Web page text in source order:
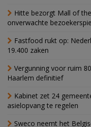
Hitte bezorgt Mall of
onverwachte
Fastfood rukt op:
19.400 zaken
Vergunning voor ruim
Haarlem definitief
Kabinet zet 24
asielopvang te regelen
Sweco neemt het